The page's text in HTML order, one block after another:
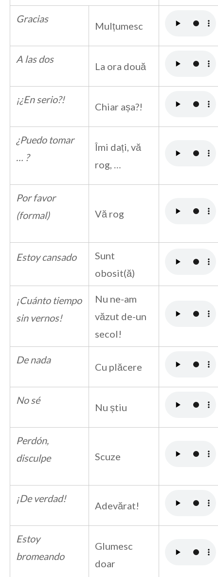
Gracias
Mulțumesc
A las dos
La ora două
¡¿En serio?!
Chiar așa?!
¿Puedo tomar
… ?
Îmi dați, vă
rog, …
Por favor
(formal)
Vă rog
Estoy cansado
Sunt
obosit(ă)
¡Cuánto tiempo
sin vernos!
Nu ne-am
văzut de-un
secol!
De nada
Cu plăcere
No sé
Nu știu
Perdón,
disculpe
Scuze
¡De verdad!
Adevărat!
Estoy
bromeando
Glumesc
doar